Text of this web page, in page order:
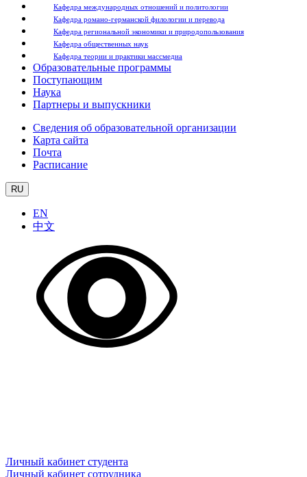
Кафедра международных отношений и политологии
Кафедра романо-германской филологии и перевода
Кафедра региональной экономики и природопользования
Кафедра общественных наук
Кафедра теории и практики массмедиа
Образовательные программы
Поступающим
Наука
Партнеры и выпускники
Сведения об образовательной организации
Карта сайта
Почта
Расписание
RU
EN
中文
Личный кабинет студента
Личный кабинет сотрудника